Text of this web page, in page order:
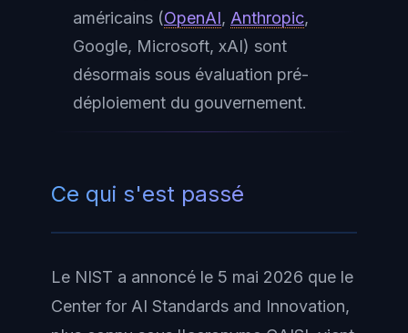
américains (OpenAI, Anthropic,
Google, Microsoft, xAI) sont
désormais sous évaluation pré-
déploiement du gouvernement.
Ce qui s'est passé
Le NIST a annoncé le 5 mai 2026 que le
Center for AI Standards and Innovation,